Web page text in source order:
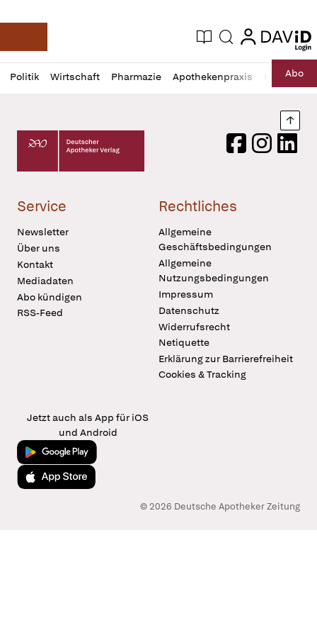
Deutsche Apotheker Zeitung
Aktuelle Ausgabe
Suche login
login
Politik Wirtschaft Pharmazie Apothekenpraxis RechtAbo
Profil
öffnen
Daz
Pur
Deutscher Apotheker Verlag Logo
FacebookInstagram
Service
Newsletter
Über uns
Kontakt
Mediadaten
Abo kündigen
RSS-Feed
Rechtliches
Allgemeine
Geschäftsbedingungen
Allgemeine
Nutzungsbedingungen
Impressum
Datenschutz
Widerrufsrecht
Netiquette
Erklärung zur Barrierefreiheit
Cookies & Tracking
Jetzt auch als App für iOS
und Android
Jetzt bei Google Play
Laden im App Store
© 2026 Deutsche Apotheker Zeitung